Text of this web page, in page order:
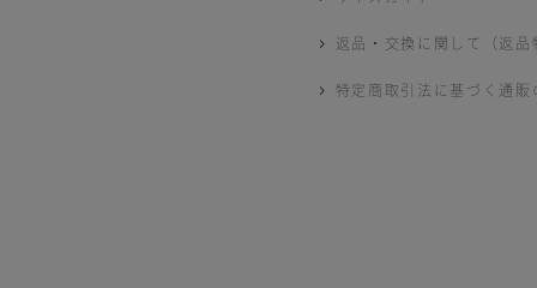
返品・交換に関して（返品
特定商取引法に基づく通販